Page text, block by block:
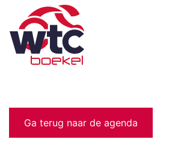
Ga terug naar de agenda